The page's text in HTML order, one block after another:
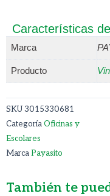
Características
Marca
Producto
SKU3015330681
CategoríaOficinas y
Escolares
MarcaPayasito
También te